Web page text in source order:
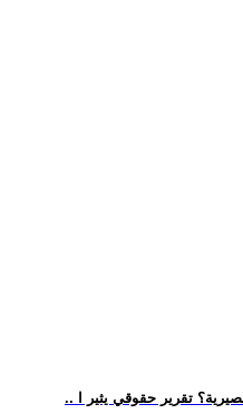
تقرير حقوقي يثير ا